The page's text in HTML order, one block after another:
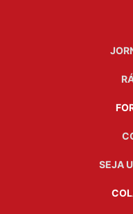
SEJA